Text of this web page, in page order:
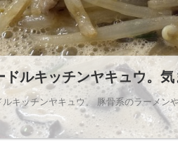
ドルキッチンヤキュウ。
キッチンヤキュウ。 豚骨系のラーメン